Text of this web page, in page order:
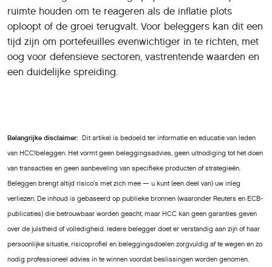
ruimte houden om te reageren als de inflatie plots
oploopt of de groei terugvalt. Voor beleggers kan dit een
tijd zijn om portefeuilles evenwichtiger in te richten, met
oog voor defensieve sectoren, vastrentende waarden en
een duidelijke spreiding.
Belangrijke disclaimer: Dit artikel is bedoeld ter informatie en educatie van leden
van HCC!beleggen. Het vormt geen beleggingsadvies, geen uitnodiging tot het doen
van transacties en geen aanbeveling van specifieke producten of strategieën.
Beleggen brengt altijd risico’s met zich mee — u kunt (een deel van) uw inleg
verliezen. De inhoud is gebaseerd op publieke bronnen (waaronder Reuters en ECB-
publicaties) die betrouwbaar worden geacht, maar HCC kan geen garanties geven
over de juistheid of volledigheid. Iedere belegger doet er verstandig aan zijn of haar
persoonlijke situatie, risicoprofiel en beleggingsdoelen zorgvuldig af te wegen en zo
nodig professioneel advies in te winnen voordat beslissingen worden genomen.